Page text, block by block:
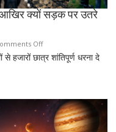
आखिर क्यों सड़क पर उतरे
Offon
झारखंड
का
शांतिपूर्ण
आंदोलन:
हजारों छात्र शांतिपूर्ण धरना दे